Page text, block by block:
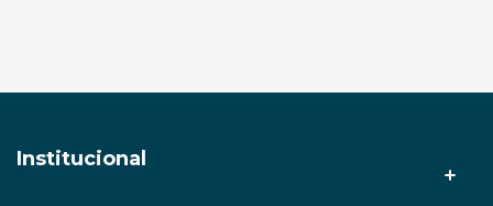
Institucional